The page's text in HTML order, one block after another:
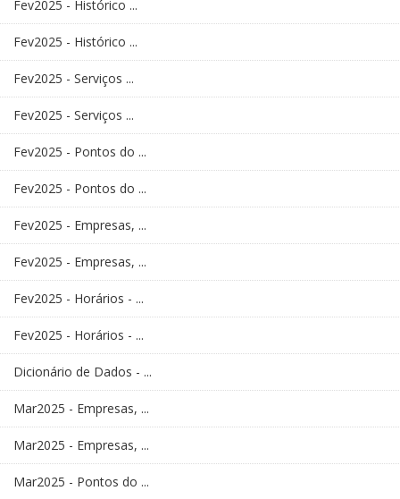
Fev2025 - Histórico ...
Fev2025 - Histórico ...
Fev2025 - Serviços ...
Fev2025 - Serviços ...
Fev2025 - Pontos do ...
Fev2025 - Pontos do ...
Fev2025 - Empresas, ...
Fev2025 - Empresas, ...
Fev2025 - Horários - ...
Fev2025 - Horários - ...
Dicionário de Dados - ...
Mar2025 - Empresas, ...
Mar2025 - Empresas, ...
Mar2025 - Pontos do ...